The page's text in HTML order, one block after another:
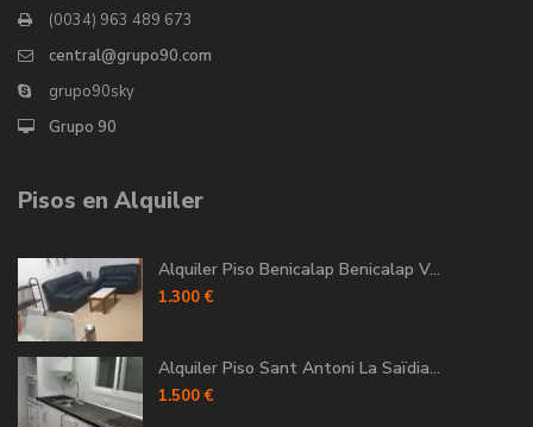
(0034) 963 489 673
central@grupo90.com
grupo90sky
Grupo 90
Pisos en Alquiler
Alquiler Piso Benicalap Benicalap V...
1.300 €
Alquiler Piso Sant Antoni La Saïdia...
1.500 €